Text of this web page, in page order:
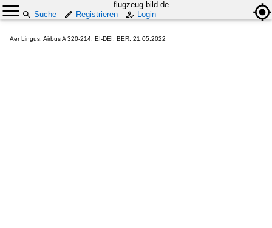
flugzeug-bild.de
Suche
Registrieren Login
Aer Lingus, Airbus A 320-214, EI-DEI, BER, 21.05.2022